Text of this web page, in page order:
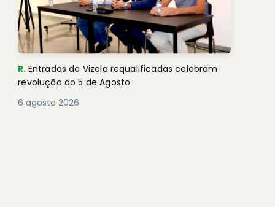
R. Entradas de Vizela requalificadas celebram
revolução do 5 de Agosto
6 agosto 2026